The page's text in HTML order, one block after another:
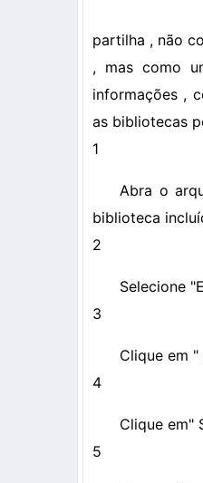
partilha , não
, mas como
informações ,
as bibliotecas
1
Abra o
biblioteca
2
Selecione
3
Clique em
4
Clique em"
5